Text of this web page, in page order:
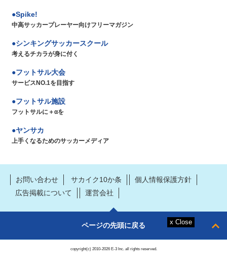
Spike!
中高サッカープレーヤー向けフリーマガジン
シンキングサッカースクール
考えるチカラが身に付く
フットサル大会
サービスNO.1を目指す
フットサル施設
フットサルに＋αを
ヤンサカ
上手くなるためのサッカーメディア
お問い合わせ サカイク10か条
個人情報保護方針
広告掲載について
運営会社
ページの先頭に戻る
copyright(c) 2010-2026 E-3 Inc. all rights reserved.